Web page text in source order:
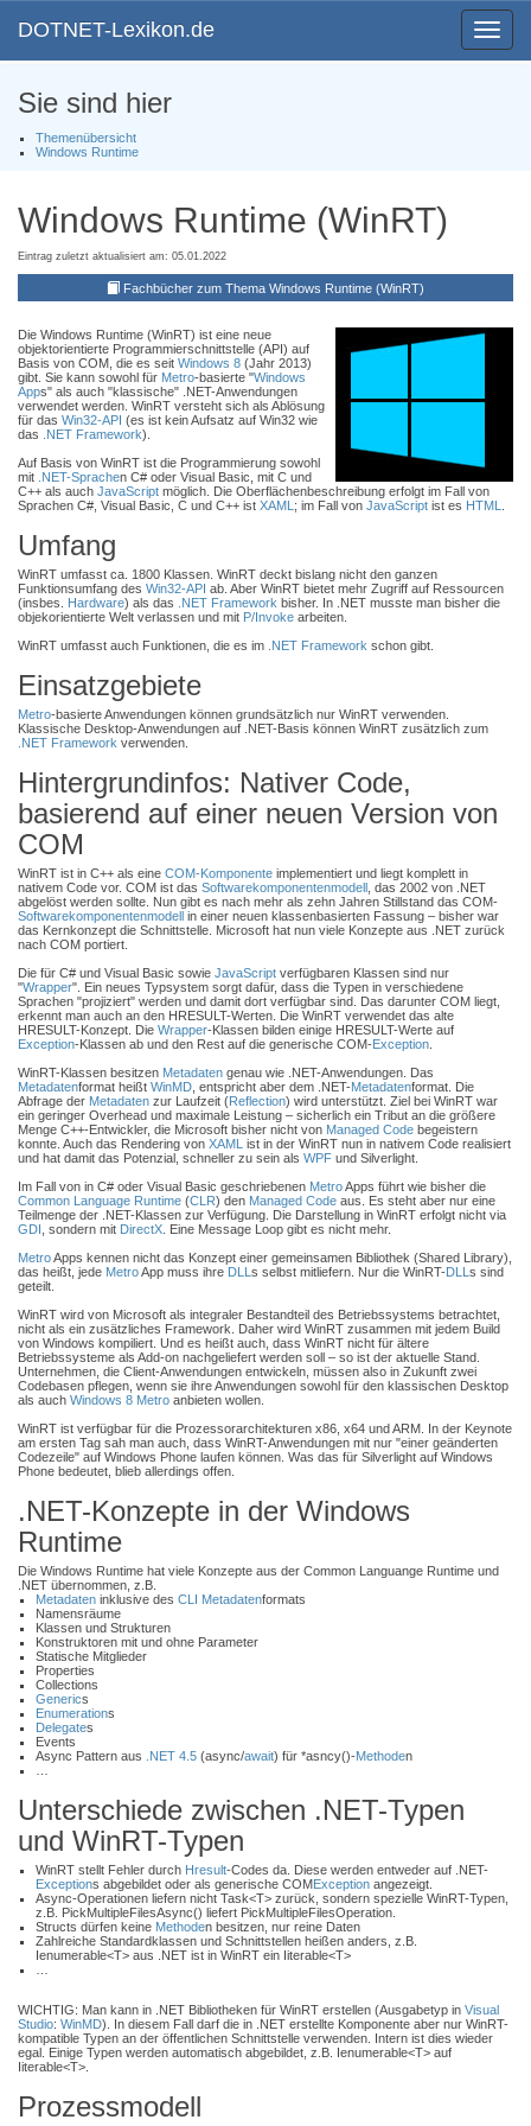
Toggle
DOTNET-Lexikon.de
Sie sind hier
Themenübersicht
Windows Runtime
Windows Runtime (WinRT)
Eintrag zuletzt aktualisiert am: 05.01.2022
Fachbücher zum Thema Windows Runtime (WinRT)
Die Windows Runtime (WinRT) ist eine neue
objektorientierte Programmierschnittstelle (API) auf
Basis von COM, die es seit Windows 8 (Jahr 2013)
gibt. Sie kann sowohl für Metro-basierte "Windows
Apps" als auch "klassische" .NET-Anwendungen
verwendet werden. WinRT versteht sich als Ablösung
für das Win32-API (es ist kein Aufsatz auf Win32 wie
das
.NET Framework).
Auf Basis von WinRT ist die Programmierung sowohl
mit .NET-Sprachen C# oder Visual Basic, mit C und
C++ als auch JavaScript möglich. Die Oberflächenbeschreibung erfolgt im Fall von
Sprachen C#, Visual Basic, C und C++ ist XAML ; im Fall von JavaScript ist es HTML
Umfang
WinRT umfasst ca. 1800 Klassen. WinRT deckt bislang nicht den ganzen
Funktionsumfang des Win32-API ab. Aber WinRT bietet mehr Zugriff auf Ressourcen
(insbes. Hardware) als das .NET Framework bisher. In .NET musste man bisher die
objekorientierte Welt verlassen und mit P/Invoke arbeiten.
WinRT umfasst auch Funktionen, die es im .NET Framework schon gibt.
Einsatzgebiete
Metro-basierte Anwendungen können grundsätzlich nur WinRT verwenden.
Klassische Desktop-Anwendungen auf .NET-Basis können WinRT zusätzlich zum
.NET Framework verwenden.
Hintergrundinfos: Nativer Code,
basierend auf einer neuen Version von
COM
WinRT ist in C++ als eine COM-Komponente implementiert und liegt komplett in
nativem Code vor. COM ist das Softwarekomponentenmodell , das 2002 von .NET
abgelöst werden sollte. Nun gibt es nach mehr als zehn Jahren Stillstand das COM-
Softwarekomponentenmodell in einer neuen klassenbasierten Fassung – bisher war
das Kernkonzept die Schnittstelle. Microsoft hat nun viele Konzepte aus .NET zurück
nach COM portiert.
Die für C# und Visual Basic sowie JavaScript verfügbaren Klassen sind nur
"Wrapper". Ein neues Typsystem sorgt dafür, dass die Typen in verschiedene
Sprachen "projiziert" werden und damit dort verfügbar sind. Das darunter COM liegt,
erkennt man auch an den HRESULT-Werten. Die WinRT verwendet das alte
HRESULT-Konzept. Die Wrapper-Klassen bilden einige HRESULT-Werte auf
Exception-Klassen ab und den Rest auf die generische COM-Exception
WinRT-Klassen besitzen Metadaten genau wie .NET-Anwendungen. Das
Metadatenformat heißt WinMD , entspricht aber dem .NET-Metadatenformat. Die
Abfrage der Metadaten zur Laufzeit (Reflection) wird unterstützt. Ziel bei WinRT war
ein geringer Overhead und maximale Leistung – sicherlich ein Tribut an die größere
Menge C++-Entwickler, die Microsoft bisher nicht von Managed Code begeistern
konnte. Auch das Rendering von XAML ist in der WinRT nun in nativem Code realisiert
und hat damit das Potenzial, schneller zu sein als WPF und Silverlight.
Im Fall von in C# oder Visual Basic geschriebenen MetroApps führt wie bisher die
Common Language Runtime (CLR) den Managed Code aus. Es steht aber nur eine
Teilmenge der .NET-Klassen zur Verfügung. Die Darstellung in WinRT erfolgt nicht via
GDI , sondern mit DirectX . Eine Message Loop gibt es nicht mehr.
MetroApps kennen nicht das Konzept einer gemeinsamen Bibliothek (Shared Library),
das heißt, jede MetroApp muss ihre DLL s selbst mitliefern. Nur die WinRT-DLL s sind
geteilt.
WinRT wird von Microsoft als integraler Bestandteil des Betriebssystems betrachtet,
nicht als ein zusätzliches Framework. Daher wird WinRT zusammen mit jedem Build
von Windows kompiliert. Und es heißt auch, dass WinRT nicht für ältere
Betriebssysteme als Add-on nachgeliefert werden soll – so ist der aktuelle Stand.
Unternehmen, die Client-Anwendungen entwickeln, müssen also in Zukunft zwei
Codebasen pflegen, wenn sie ihre Anwendungen sowohl für den klassischen Desktop
als auch Windows 8 Metro anbieten wollen.
WinRT ist verfügbar für die Prozessorarchitekturen x86, x64 und ARM. In der Keynote
am ersten Tag sah man auch, dass WinRT-Anwendungen mit nur "einer geänderten
Codezeile" auf Windows Phone laufen können. Was das für Silverlight auf Windows
Phone bedeutet, blieb allerdings offen.
.NET-Konzepte in der Windows
Runtime
Die Windows Runtime hat viele Konzepte aus der Common Languange Runtime und
.NET übernommen, z.B.
Metadaten inklusive des CLI Metadatenformats
Namensräume
Klassen und Strukturen
Konstruktoren mit und ohne Parameter
Statische Mitglieder
Properties
Collections
Generics
Enumerations
Delegates
Events
Async Pattern aus
.NET 4.5 (async/await) für *asncy()-Methoden
Unterschiede zwischen .NET-Typen
und WinRT-Typen
WinRT stellt Fehler durch Hresult-Codes da. Diese werden entweder auf .NET-
Exceptions abgebildet oder als generische COMException angezeigt.
Async-Operationen liefern nicht Task<T> zurück, sondern spezielle WinRT-Typen,
z.B. PickMultipleFilesAsync() liefert PickMultipleFilesOperation.
Structs dürfen keine Methoden besitzen, nur reine Daten
Zahlreiche Standardklassen und Schnittstellen heißen anders, z.B.
Ienumerable<T> aus .NET ist in WinRT ein Iiterable<T>
WICHTIG: Man kann in .NET Bibliotheken für WinRT erstellen (Ausgabetyp in Visual
Studio: WinMD). In diesem Fall darf die in .NET erstellte Komponente aber nur WinRT-
kompatible Typen an der öffentlichen Schnittstelle verwenden. Intern ist dies wieder
egal. Einige Typen werden automatisch abgebildet, z.B. Ienumerable<T> auf
Iiterable<T>.
Prozessmodell